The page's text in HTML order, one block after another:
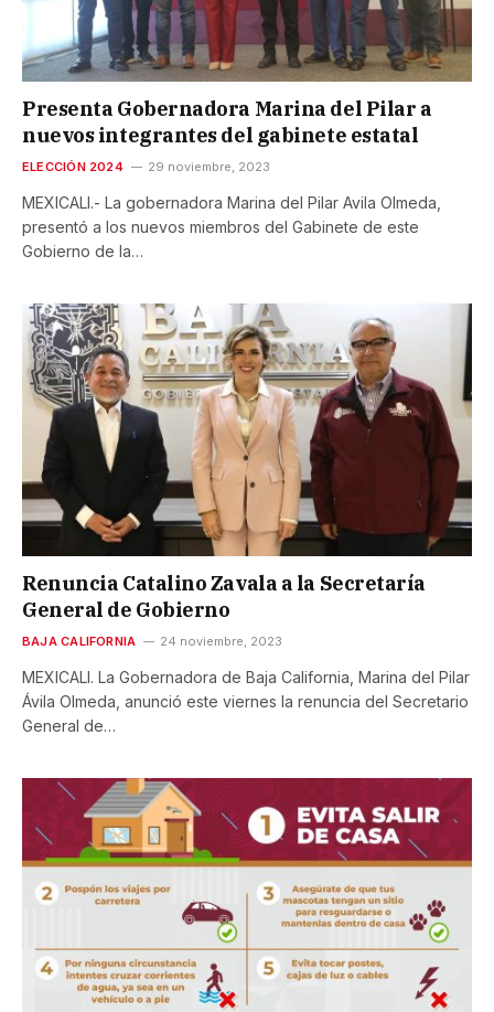
Presenta Gobernadora Marina del Pilar a
nuevos integrantes del gabinete estatal
ELECCIÓN 2024 29 noviembre, 2023
MEXICALI.- La gobernadora Marina del Pilar Avila Olmeda,
presentó a los nuevos miembros del Gabinete de este
Gobierno de la…
Renuncia Catalino Zavala a la Secretaría
General de Gobierno
BAJA CALIFORNIA 24 noviembre, 2023
MEXICALI. La Gobernadora de Baja California, Marina del Pilar
Ávila Olmeda, anunció este viernes la renuncia del Secretario
General de…